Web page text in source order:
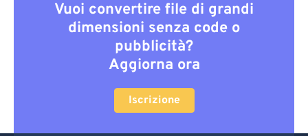
Vuoi convertire file di grandi
dimensioni senza code o
pubblicità?
Aggiorna ora
Iscrizione